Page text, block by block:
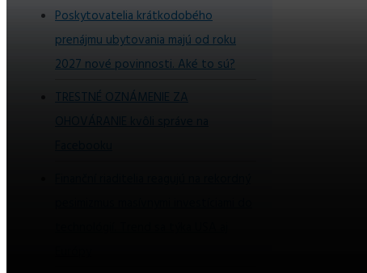
Poskytovatelia krátkodobého
prenájmu ubytovania majú od roku
2027 nové povinnosti. Aké to sú?
TRESTNÉ OZNÁMENIE ZA